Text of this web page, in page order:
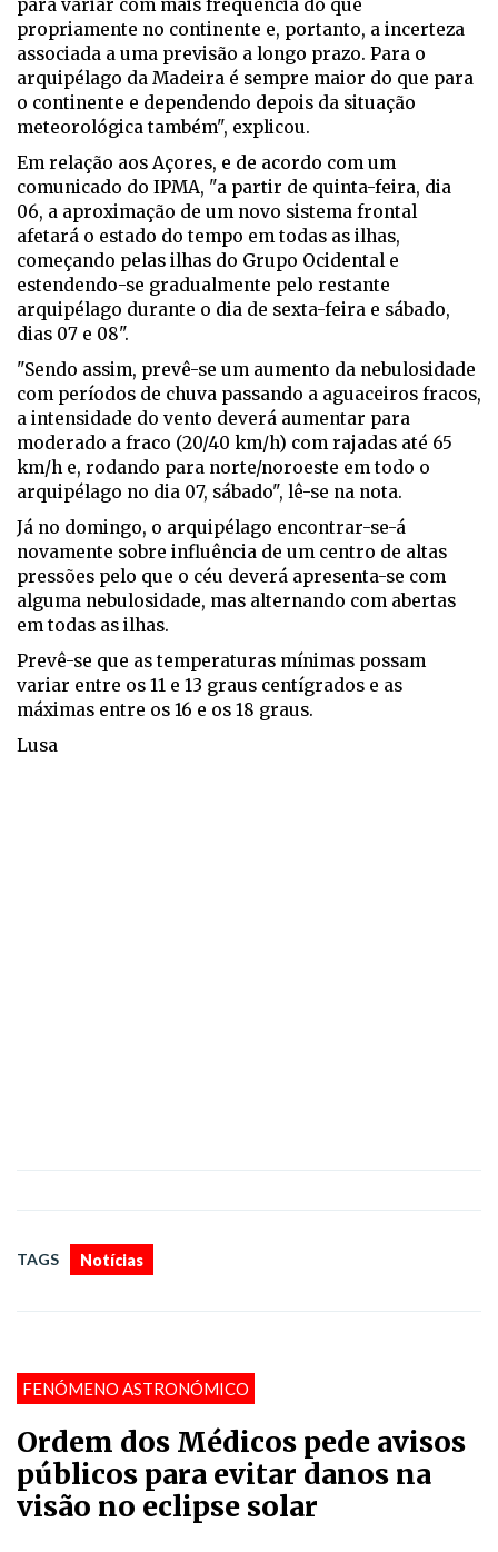
para variar com mais frequência do que
propriamente no continente e, portanto, a incerteza
associada a uma previsão a longo prazo. Para o
arquipélago da Madeira é sempre maior do que para
o continente e dependendo depois da situação
meteorológica também", explicou.
Em relação aos Açores, e de acordo com um
comunicado do IPMA, "a partir de quinta-feira, dia
06, a aproximação de um novo sistema frontal
afetará o estado do tempo em todas as ilhas,
começando pelas ilhas do Grupo Ocidental e
estendendo-se gradualmente pelo restante
arquipélago durante o dia de sexta-feira e sábado,
dias 07 e 08".
"Sendo assim, prevê-se um aumento da nebulosidade
com períodos de chuva passando a aguaceiros fracos,
a intensidade do vento deverá aumentar para
moderado a fraco (20/40 km/h) com rajadas até 65
km/h e, rodando para norte/noroeste em todo o
arquipélago no dia 07, sábado", lê-se na nota.
Já no domingo, o arquipélago encontrar-se-á
novamente sobre influência de um centro de altas
pressões pelo que o céu deverá apresenta-se com
alguma nebulosidade, mas alternando com abertas
em todas as ilhas.
Prevê-se que as temperaturas mínimas possam
variar entre os 11 e 13 graus centígrados e as
máximas entre os 16 e os 18 graus.
Lusa
TAGS Notícias
FENÓMENO ASTRONÓMICO
Ordem dos Médicos pede avisos
públicos para evitar danos na
visão no eclipse solar